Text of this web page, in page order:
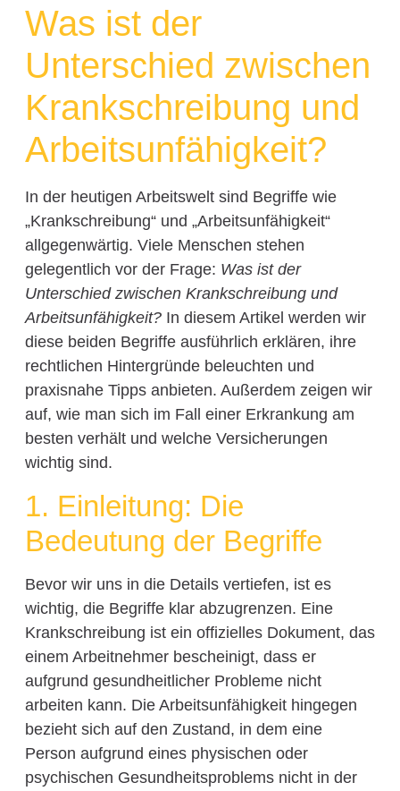
Was ist der
Unterschied zwischen
Krankschreibung und
Arbeitsunfähigkeit?
In der heutigen Arbeitswelt sind Begriffe wie
„Krankschreibung“ und „Arbeitsunfähigkeit“
allgegenwärtig. Viele Menschen stehen
gelegentlich vor der Frage: Was ist der
Unterschied zwischen Krankschreibung und
Arbeitsunfähigkeit?In diesem Artikel werden wir
diese beiden Begriffe ausführlich erklären, ihre
rechtlichen Hintergründe beleuchten und
praxisnahe Tipps anbieten. Außerdem zeigen wir
auf, wie man sich im Fall einer Erkrankung am
besten verhält und welche Versicherungen
wichtig sind.
1. Einleitung: Die
Bedeutung der Begriffe
Bevor wir uns in die Details vertiefen, ist es
wichtig, die Begriffe klar abzugrenzen. Eine
Krankschreibung ist ein offizielles Dokument, das
einem Arbeitnehmer bescheinigt, dass er
aufgrund gesundheitlicher Probleme nicht
arbeiten kann. Die Arbeitsunfähigkeit hingegen
bezieht sich auf den Zustand, in dem eine
Person aufgrund eines physischen oder
psychischen Gesundheitsproblems nicht in der